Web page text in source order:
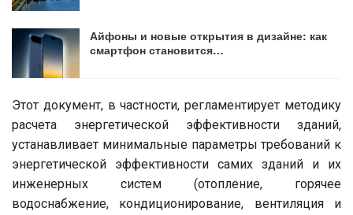
Айфоны и новые открытия в дизайне: как
смартфон становится…
Этот документ, в частности, регламентирует методику
расчета энергетической эффективности зданий,
устанавливает минимальные параметры требований к
энергетической эффективности самих зданий и их
инженерных систем (отопление, горячее
водоснабжение, кондиционирование, вентиляция и